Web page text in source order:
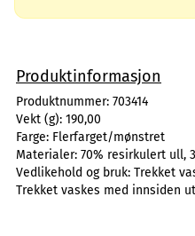
Produktinformasjon
Produktnummer: 703414
Vekt (g): 190,00
Farge: Flerfarget/mønstret
Materialer: 70% resirkulert ull,
Vedlikehold og bruk: Trekket
Trekket vaskes med innsiden